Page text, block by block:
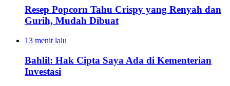
Resep Popcorn Tahu Crispy yang Renyah dan
Gurih, Mudah Dibuat
13 menit lalu
Bahlil: Hak Cipta Saya Ada di Kementerian
Investasi